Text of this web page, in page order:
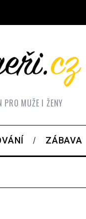
PRO MUŽE I ŽENY
ZÁBAVA